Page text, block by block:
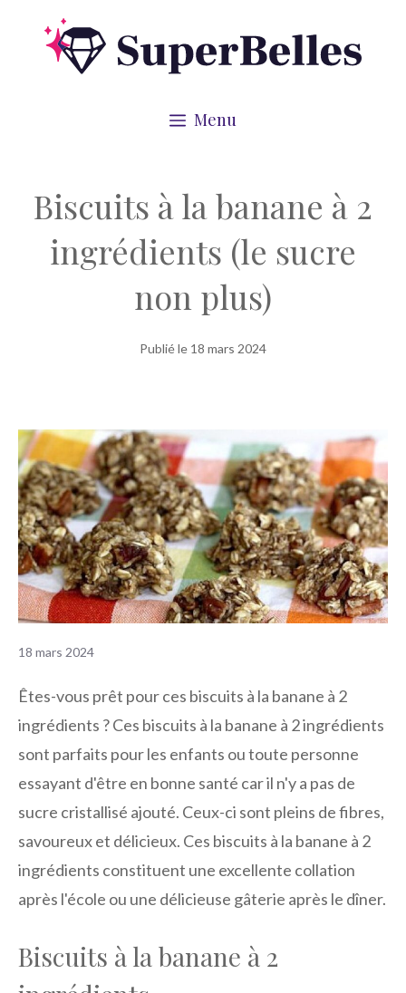
Menu
Biscuits à la banane à 2
ingrédients (le sucre
non plus)
Publié le 18 mars 2024
18 mars 2024
Êtes-vous prêt pour ces biscuits à la banane à 2
ingrédients ? Ces biscuits à la banane à 2 ingrédients
sont parfaits pour les enfants ou toute personne
essayant d'être en bonne santé car il n'y a pas de
sucre cristallisé ajouté. Ceux-ci sont pleins de fibres,
savoureux et délicieux. Ces biscuits à la banane à 2
ingrédients constituent une excellente collation
après l'école ou une délicieuse gâterie après le dîner.
Biscuits à la banane à 2